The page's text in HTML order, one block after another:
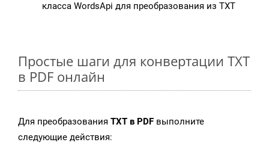
класса WordsApi для преобразования из TXT
Простые шаги для конвертации TXT
в PDF онлайн
Для преобразования TXT в PDF выполните
следующие действия: